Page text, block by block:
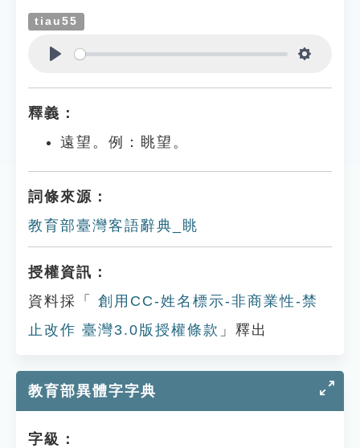
tiau55
釋義：
遠望。例：眺望。
詞條來源：
教育部臺灣客語辭典_眺
授權資訊：
資料採「
創用CC-姓名標示-非商業性-禁
止改作 臺灣3.0版授權條款 」釋出
教育部異體字字典
字級：